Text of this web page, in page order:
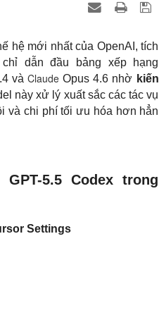
hệ mới nhất của OpenAI, tích
dẫn đầu bảng xếp hạng
và ClaudeOpus 4.6 nhờ kiến
này xử lý xuất sắc các tác vụ
và chi phí tối ưu hóa hơn hẳn
5.5 Codex trong
Settings